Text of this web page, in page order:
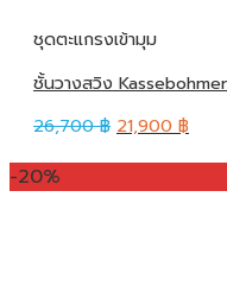
ชุดตะแกรงเข้ามุม
ชั้นวางสวิง
26,700฿ 21,900 ฿
-20%